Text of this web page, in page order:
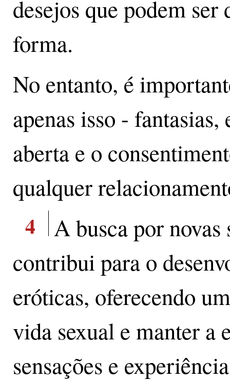
desejos que podem
forma.
No entanto, é
apenas isso -
aberta e o
qualquer
4
A busca por novas
contribui para o
eróticas, oferecendo
vida sexual e manter a
sensações e